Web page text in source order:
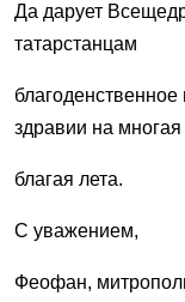
Да дарует
татарстанцам
здравии на многая
благая лета.
С уважением,
Феофан,